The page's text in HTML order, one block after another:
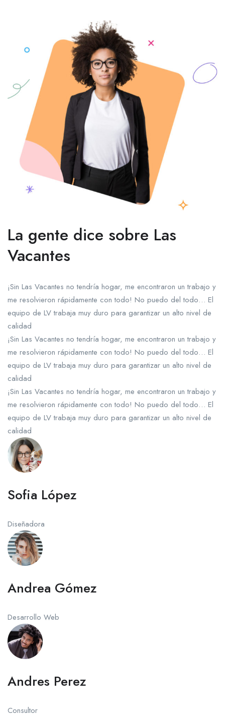
La gente dice sobre Las
Vacantes
¡Sin Las Vacantes no tendría hogar, me encontraron un trabajo y
me resolvieron rápidamente con todo! No puedo del todo… El
equipo de LV trabaja muy duro para garantizar un alto nivel de
calidad
¡Sin Las Vacantes no tendría hogar, me encontraron un trabajo y
me resolvieron rápidamente con todo! No puedo del todo… El
equipo de LV trabaja muy duro para garantizar un alto nivel de
calidad
¡Sin Las Vacantes no tendría hogar, me encontraron un trabajo y
me resolvieron rápidamente con todo! No puedo del todo… El
equipo de LV trabaja muy duro para garantizar un alto nivel de
calidad
Sofia López
Diseñadora
Andrea Gómez
Desarrollo Web
Andres Perez
Consultor